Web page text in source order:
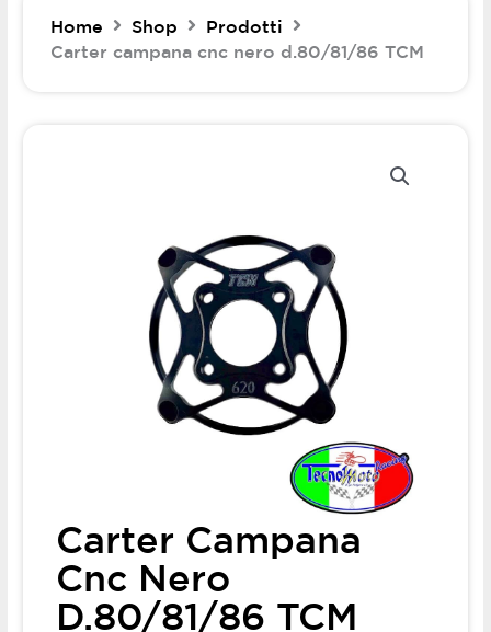
Home Shop
Prodotti
Carter campana cnc nero d.80/81/86 TCM
Carter Campana
Cnc Nero
D.80/81/86 TCM